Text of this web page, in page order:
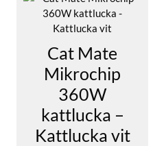
Cat Mate
Mikrochip
360W
kattlucka –
Kattlucka vit